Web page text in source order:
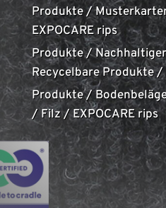
Produkte/
EXPOCARE rips
Produkte/
Recycelbare Produkte/
Produkte/
/ Filz/EXPOCARE rips